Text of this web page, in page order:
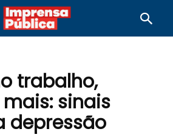
trabalho,
sinais
depressão